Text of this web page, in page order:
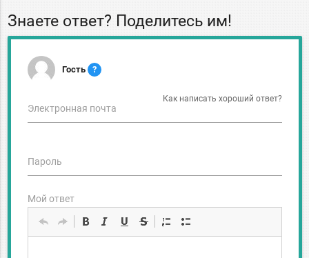
Знаете ответ? Поделитесь им!
Гость ?
Как написать хороший ответ?
Электронная почта
Пароль
Мой ответ